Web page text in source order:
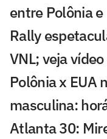
entre Polônia e
Rally
VNL; veja vídeo
Polônia x EUA
masculina:
Atlanta 30: